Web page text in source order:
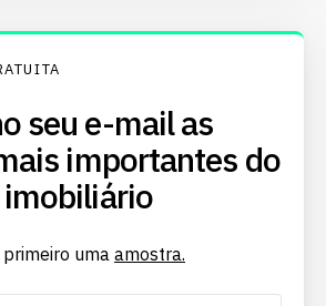
seu e-mail as
importantes do
uma amostra.